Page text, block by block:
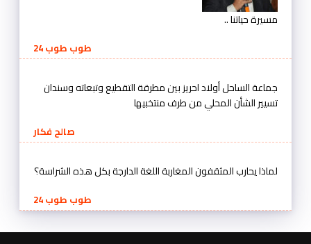
مسيرة حياتنا ..
طوب طوب 24
جماعة الساحل أولاد احريز بين مطرقة التقطيع وتبعاته وسندان
تسيير الشأن المحلي من طرف منتخبيها
صالح فكار
لماذا يحارب المثقفون المغاربة اللغة الدارجة بكل هذه الشراسة؟
طوب طوب 24